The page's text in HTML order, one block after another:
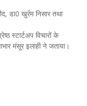
डा0 खुर्रम निसार तथा
स्टार्टअप विचारों के
मंसूर इलाही ने जताया।